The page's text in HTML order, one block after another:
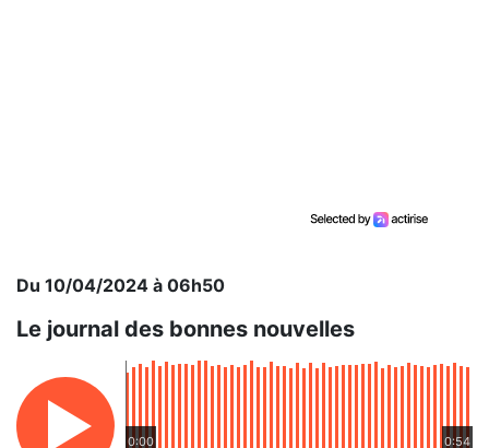
Du 10/04/2024 à 06h50
Le journal des bonnes nouvelles
0:00 0:54